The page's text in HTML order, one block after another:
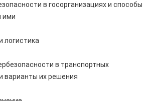
в госорганизациях и способы
ими
логистика
в транспортных
варианты их решения